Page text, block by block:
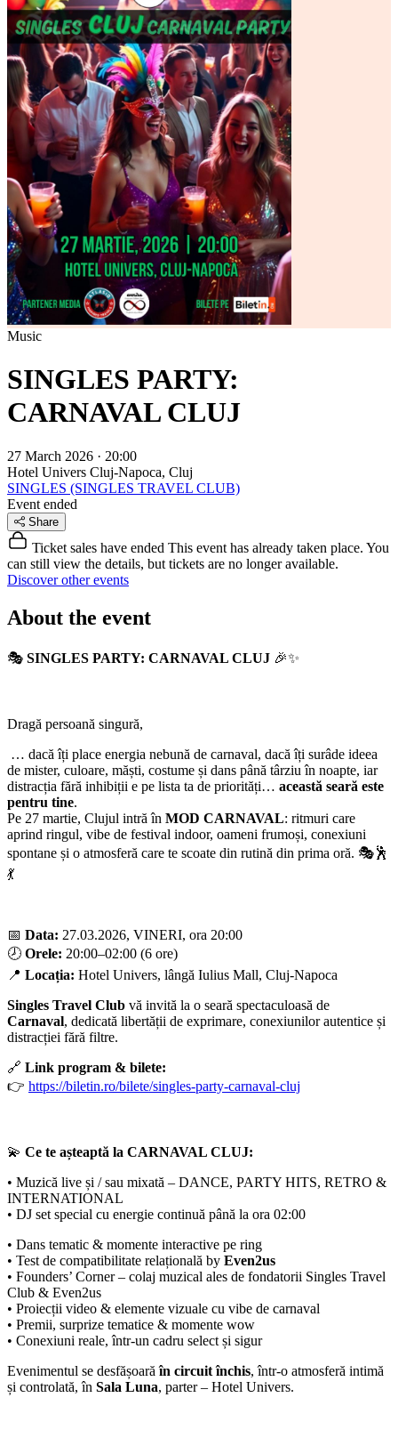
Music
SINGLES PARTY:
CARNAVAL CLUJ
27 March 2026 · 20:00
Hotel Univers Cluj-Napoca, Cluj
SINGLES (SINGLES TRAVEL CLUB)
Event ended
Share
Ticket sales have ended This event has already taken place. You
can still view the details, but tickets are no longer available.
Discover other events
About the event
🎭 SINGLES PARTY: CARNAVAL CLUJ 🎉✨
Dragă persoană singură,
… dacă îți place energia nebună de carnaval, dacă îți surâde ideea
de mister, culoare, măști, costume și dans până târziu în noapte, iar
distracția fără inhibiții e pe lista ta de priorități… această seară este
pentru tine.
Pe 27 martie, Clujul intră în MOD CARNAVAL: ritmuri care
aprind ringul, vibe de festival indoor, oameni frumoși, conexiuni
spontane și o atmosferă care te scoate din rutină din prima oră. 🎭🕺
💃
📅 Data: 27.03.2026, VINERI, ora 20:00
🕗 Orele: 20:00–02:00 (6 ore)
📍 Locația: Hotel Univers, lângă Iulius Mall, Cluj-Napoca
Singles Travel Club vă invită la o seară spectaculoasă de
Carnaval, dedicată libertății de exprimare, conexiunilor autentice și
distracției fără filtre.
🔗 Link program & bilete:
👉 https://biletin.ro/bilete/singles-party-carnaval-cluj
💫 Ce te așteaptă la CARNAVAL CLUJ:
• Muzică live și / sau mixată – DANCE, PARTY HITS, RETRO &
INTERNATIONAL
• DJ set special cu energie continuă până la ora 02:00
• Dans tematic & momente interactive pe ring
• Test de compatibilitate relațională by Even2us
• Founders’ Corner – colaj muzical ales de fondatorii Singles Travel
Club & Even2us
• Proiecții video & elemente vizuale cu vibe de carnaval
• Premii, surprize tematice & momente wow
• Conexiuni reale, într-un cadru select și sigur
Evenimentul se desfășoarăîn circuit închis, într-o atmosferă intimă
și controlată, în Sala Luna, parter – Hotel Univers.